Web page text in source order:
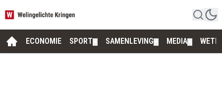
ECONOMIE SPORT SAMENLEVING MEDIA